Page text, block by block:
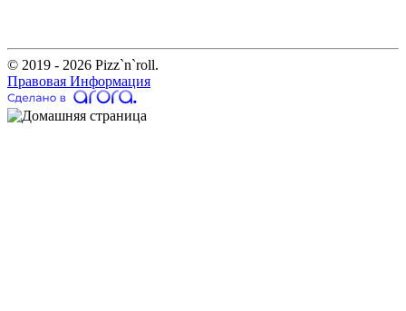
© 2019 - 2026 Pizz`n`roll.
Правовая Информация